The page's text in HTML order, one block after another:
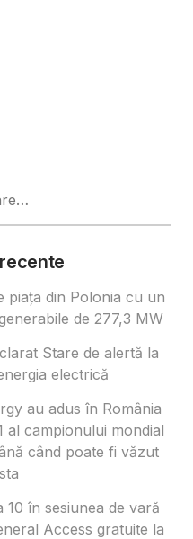
piața din Polonia cu un
de 277,3 MW
Stare de alertă la
electrică
au adus în România
al campionului mondial
când poate fi văzut
10 în sesiunea de vară
Access gratuite la